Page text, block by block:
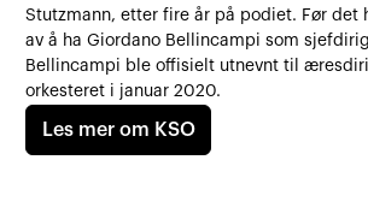
Stutzmann, etter fire år på podiet. Før det
av å ha Giordano Bellincampi som
Bellincampi ble offisielt utnevnt til
orkesteret i januar 2020.
Les mer om KSO